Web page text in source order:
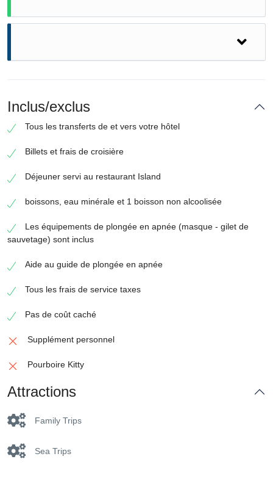
véritable immersion dans la beauté sauvage de la mer
Rouge. Que vous soyez passionné de plongée, en
excursion combine harmonieusement nature, aventure
C’est bien plus qu’une simple sortie en mer : c’est une
dans vos souvenir
Inclus/exclus
Tous les transferts de et vers votre hôtel
Billets et frais de croisière
Déjeuner servi au restaurant Island
boissons, eau minérale et 1 boisson non alcoolisée
Les équipements de plongée en apnée (masque - gilet de
sauvetage) sont inclus
Aide au guide de plongée en apnée
Tous les frais de service taxes
Pas de coût caché
Supplément personnel
Pourboire Kitty
Attractions
Family Trips
Sea Trips